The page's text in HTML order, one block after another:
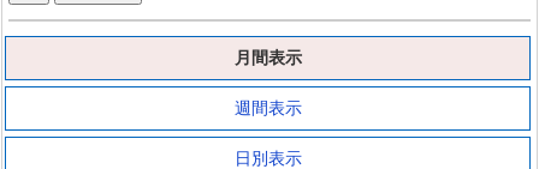
月間表示
週間表示
日別表示